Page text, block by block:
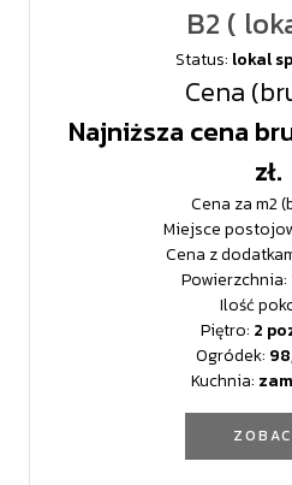
B2 (
Status: lokal
Cena
Najniższa cena
zł.
Cena za m2
Miejsce
Cena z
Powierzchnia:
Ilość
Piętro: 2
Ogródek:
Kuchnia: